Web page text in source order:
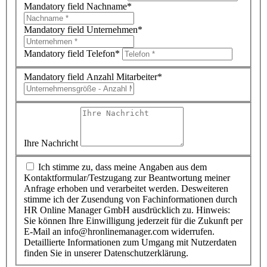
Mandatory field Nachname*
Mandatory field Unternehmen*
Mandatory field Telefon*
Mandatory field Anzahl Mitarbeiter*
Ihre Nachricht
Ich stimme zu, dass meine Angaben aus dem
Kontaktformular/Testzugang zur Beantwortung meiner
Anfrage erhoben und verarbeitet werden. Desweiteren
stimme ich der Zusendung von Fachinformationen durch
HR Online Manager GmbH ausdrücklich zu. Hinweis:
Sie können Ihre Einwilligung jederzeit für die Zukunft per
E-Mail an info@hronlinemanager.com widerrufen.
Detaillierte Informationen zum Umgang mit Nutzerdaten
finden Sie in unserer Datenschutzerklärung.